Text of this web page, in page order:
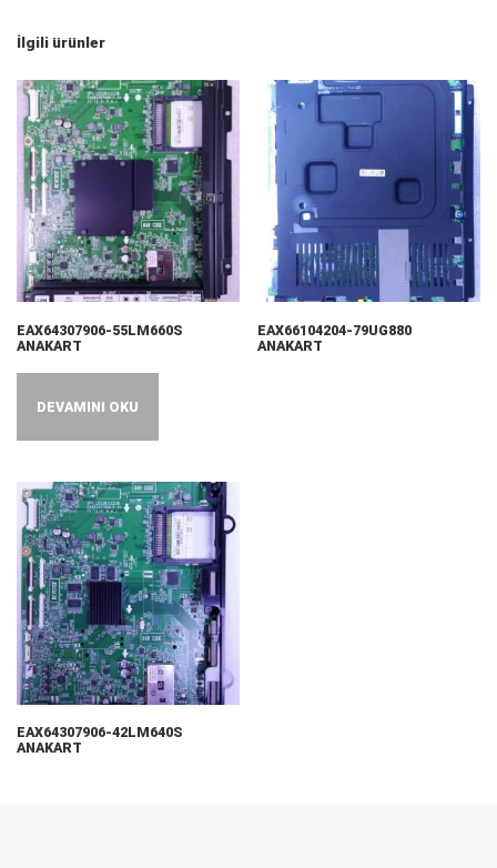
İlgili ürünler
EAX64307906-55LM660S
ANAKART
DEVAMINI OKU
EAX66104204-79UG880
ANAKART
EAX64307906-42LM640S
ANAKART